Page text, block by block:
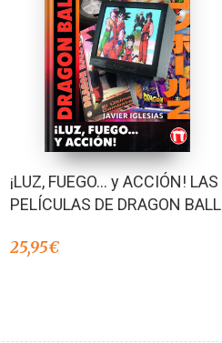
¡LUZ, FUEGO… y ACCIÓN! LAS
PELÍCULAS DE DRAGON BALL
25,95€